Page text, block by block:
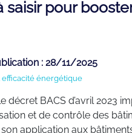
pour
: 28/11/2025
énergétique
décret BACS d’avril 2023
et de contrôle des
application aux